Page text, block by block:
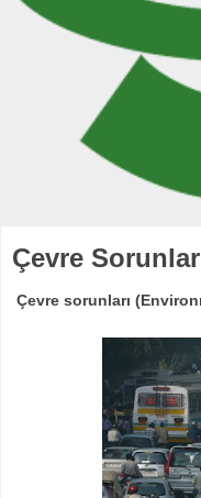
Çevre
Çevre sorunları